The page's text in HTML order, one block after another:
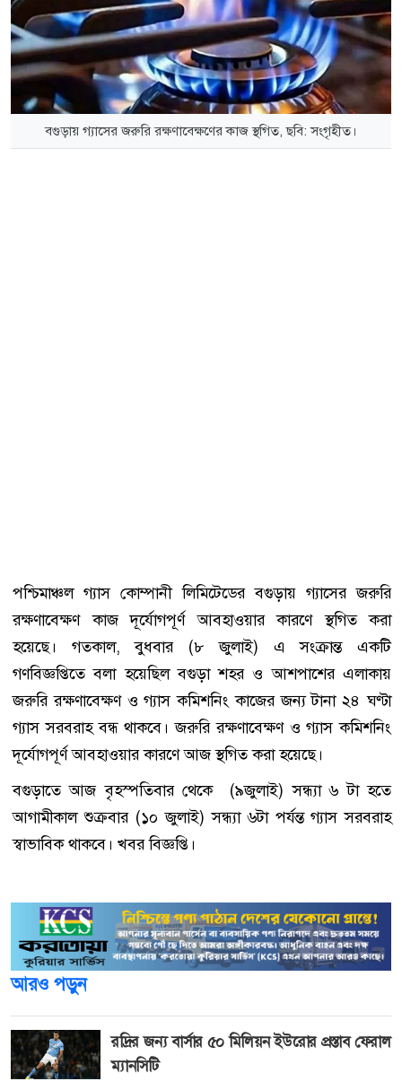
বগুড়ায় গ্যাসের জরুরি রক্ষণাবেক্ষণের কাজ স্থগিত, ছবি: সংগৃহীত।
পশ্চিমাঞ্চল গ্যাস কোম্পানী লিমিটেডের বগুড়ায় গ্যাসের জরুরি
রক্ষণাবেক্ষণ কাজ দূর্যোগপূর্ণ আবহাওয়ার কারণে স্থগিত করা
হয়েছে। গতকাল, বুধবার (৮ জুলাই) এ সংক্রান্ত একটি
গণবিজ্ঞপ্তিতে বলা হয়েছিল বগুড়া শহর ও আশপাশের এলাকায়
জরুরি রক্ষণাবেক্ষণ ও গ্যাস কমিশনিং কাজের জন্য টানা ২৪ ঘণ্টা
গ্যাস সরবরাহ বন্ধ থাকবে। জরুরি রক্ষণাবেক্ষণ ও গ্যাস কমিশনিং
দূর্যোগপূর্ণ আবহাওয়ার কারণে আজ স্থগিত করা হয়েছে।
বগুড়াতে আজ বৃহস্পতিবার থেকে (৯জুলাই) সন্ধ্যা ৬ টা হতে
আগামীকাল শুক্রবার (১০ জুলাই) সন্ধ্যা ৬টা পর্যন্ত গ্যাস সরবরাহ
স্বাভাবিক থাকবে। খবর বিজ্ঞপ্তি।
আরও পড়ুন
রদ্রির জন্য বার্সার ৫০ মিলিয়ন ইউরোর প্রস্তাব ফেরাল
ম্যানসিটি